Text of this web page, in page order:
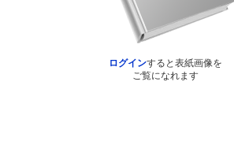
ログインすると表紙画像を
ご覧になれます